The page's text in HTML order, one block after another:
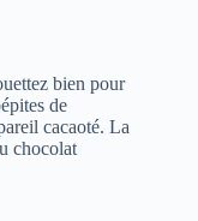
bien pour
de
cacaoté. La
chocolat